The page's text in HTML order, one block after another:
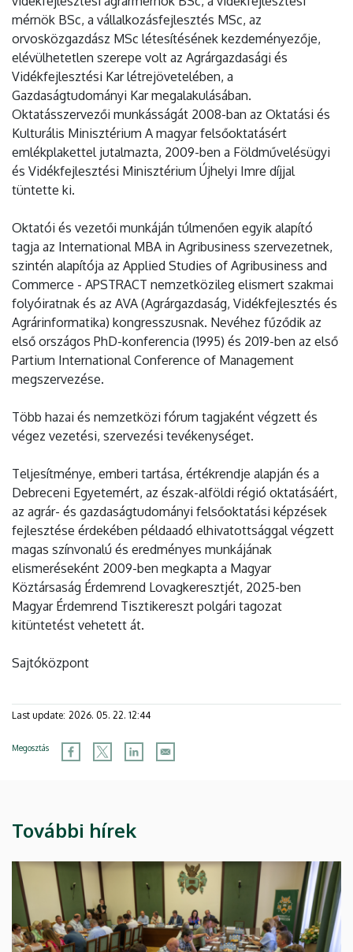
mérnök BSc, a vállalkozásfejlesztés MSc, az
orvosközgazdász MSc létesítésének kezdeményezője,
elévülhetetlen szerepe volt az Agrárgazdasági és
Vidékfejlesztési Kar létrejövetelében, a
Gazdaságtudományi Kar megalakulásában.
Oktatásszervezői munkásságát 2008-ban az Oktatási és
Kulturális Minisztérium A magyar felsőoktatásért
emlékplakettel jutalmazta, 2009-ben a Földművelésügyi
és Vidékfejlesztési Minisztérium Újhelyi Imre díjjal
tüntette ki.
Oktatói és vezetői munkáján túlmenően egyik alapító
tagja az International MBA in Agribusiness szervezetnek,
szintén alapítója az Applied Studies of Agribusiness and
Commerce - APSTRACT nemzetközileg elismert szakmai
folyóiratnak és az AVA (Agrárgazdaság, Vidékfejlesztés és
Agrárinformatika) kongresszusnak. Nevéhez fűződik az
első országos PhD-konferencia (1995) és 2019-ben az első
Partium International Conference of Management
megszervezése.
Több hazai és nemzetközi fórum tagjaként végzett és
végez vezetési, szervezési tevékenységet.
Teljesítménye, emberi tartása, értékrendje alapján és a
Debreceni Egyetemért, az észak-alföldi régió oktatásáért,
az agrár- és gazdaságtudományi felsőoktatási képzések
fejlesztése érdekében példaadó elhivatottsággal végzett
magas színvonalú és eredményes munkájának
elismeréseként 2009-ben megkapta a Magyar
Köztársaság Érdemrend Lovagkeresztjét, 2025-ben
Magyar Érdemrend Tisztikereszt polgári tagozat
kitüntetést vehetett át.
Sajtóközpont
Last update: 2026. 05. 22. 12:44
Megosztás
További hírek